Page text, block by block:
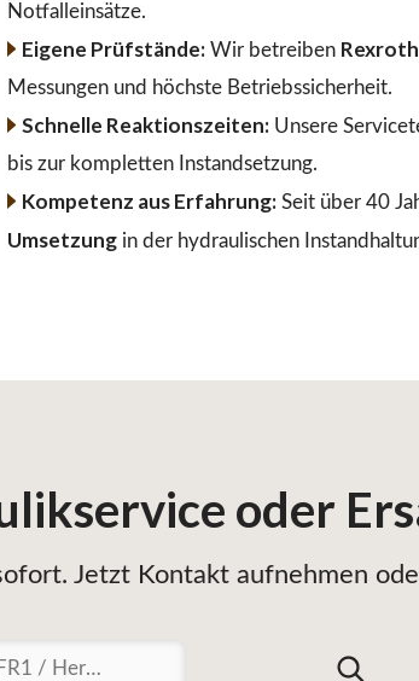
Notfalleinsätze.
Eigene Prüfstände:Wir betreiben
Messungen und höchste Betriebssicherheit.
Schnelle Reaktionszeiten:Unsere
bis zur kompletten Instandsetzung.
Kompetenz aus Erfahrung:Seit über 40
Umsetzung in der hydraulischen
oder
Jetzt Kontakt aufnehmen